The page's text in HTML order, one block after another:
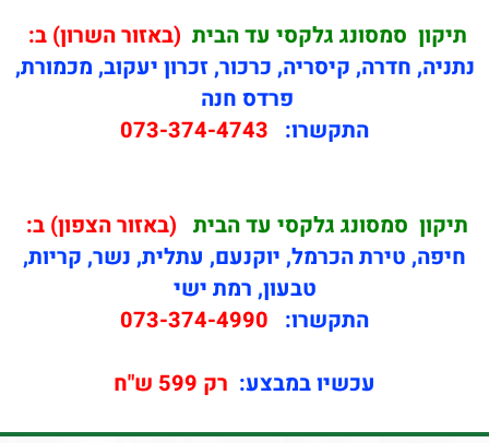
תיקון סמסונג גלקסי עד הבית (באזור השרון) ב:
נתניה, חדרה, קיסריה, כרכור, זכרון יעקוב, מכמורת,
פרדס חנה
התקשרו: 073-374-4743
תיקון סמסונג גלקסי עד הבית (באזור הצפון) ב:
חיפה, טירת הכרמל, יוקנעם, עתלית, נשר, קריות,
טבעון, רמת ישי
התקשרו: 073-374-4990
עכשיו במבצע: רק 599 ש"ח